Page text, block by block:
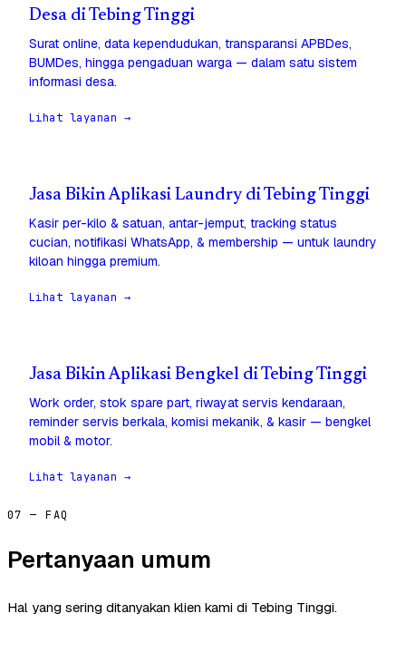
Desa di Tebing Tinggi
Surat online, data kependudukan, transparansi APBDes,
BUMDes, hingga pengaduan warga — dalam satu sistem
informasi desa.
Lihat layanan →
Jasa Bikin Aplikasi Laundry di Tebing Tinggi
Kasir per-kilo & satuan, antar-jemput, tracking status
cucian, notifikasi WhatsApp, & membership — untuk laundry
kiloan hingga premium.
Lihat layanan →
Jasa Bikin Aplikasi Bengkel di Tebing Tinggi
Work order, stok spare part, riwayat servis kendaraan,
reminder servis berkala, komisi mekanik, & kasir — bengkel
mobil & motor.
Lihat layanan →
07 — FAQ
Pertanyaan umum
Hal yang sering ditanyakan klien kami di Tebing Tinggi.